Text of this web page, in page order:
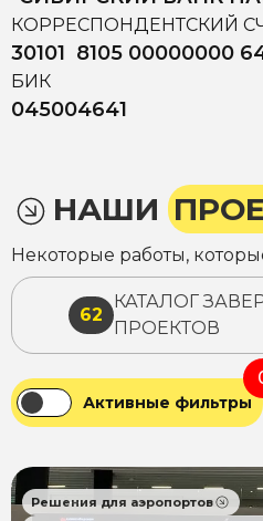
КОРРЕСПОНДЕНТСКИЙ
30101 8105 00000000
БИК
045004641
НАШИ
Некоторые работы,
62
КАТАЛОГ
ПРОЕКТОВ
Активные фильтры
Решения для аэропортов